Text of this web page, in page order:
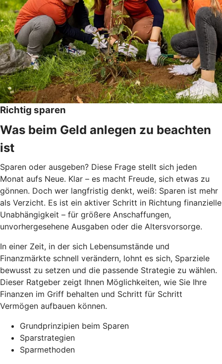
Richtig sparen
Was beim Geld anlegen zu beachten
ist
Sparen oder ausgeben? Diese Frage stellt sich jeden
Monat aufs Neue. Klar – es macht Freude, sich etwas zu
gönnen. Doch wer langfristig denkt, weiß: Sparen ist mehr
als Verzicht. Es ist ein aktiver Schritt in Richtung finanzielle
Unabhängigkeit – für größere Anschaffungen,
unvorhergesehene Ausgaben oder die Altersvorsorge.
In einer Zeit, in der sich Lebensumstände und
Finanzmärkte schnell verändern, lohnt es sich, Sparziele
bewusst zu setzen und die passende Strategie zu wählen.
Dieser Ratgeber zeigt Ihnen Möglichkeiten, wie Sie Ihre
Finanzen im Griff behalten und Schritt für Schritt
Vermögen aufbauen können.
Grundprinzipien beim Sparen
Sparstrategien
Sparmethoden